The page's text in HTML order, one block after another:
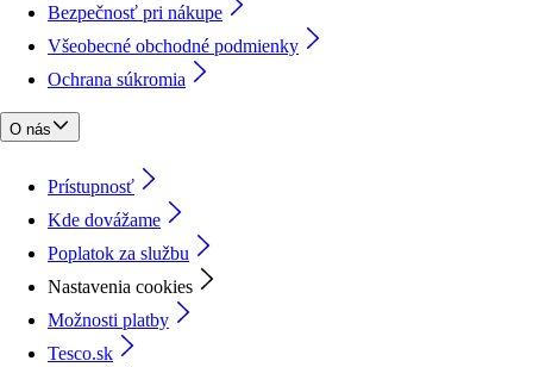
Bezpečnosť pri nákupe
Všeobecné obchodné podmienky
Ochrana súkromia
O nás
Prístupnosť
Kde dovážame
Poplatok za službu
Nastavenia cookies
Možnosti platby
Tesco.sk